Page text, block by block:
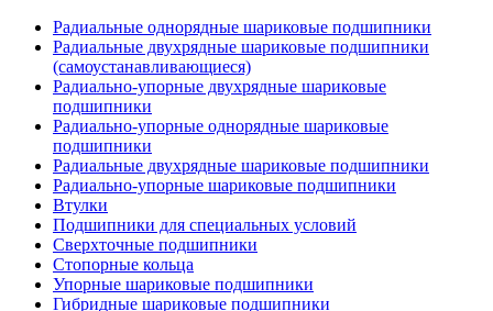
Радиальные однорядные шариковые подшипники
Радиальные двухрядные шариковые подшипники
(самоустанавливающиеся)
Радиально-упорные двухрядные шариковые
подшипники
Радиально-упорные однорядные шариковые
подшипники
Радиальные двухрядные шариковые подшипники
Радиально-упорные шариковые подшипники
Втулки
Подшипники для специальных условий
Сверхточные подшипники
Стопорные кольца
Упорные шариковые подшипники
Гибридные шариковые подшипники